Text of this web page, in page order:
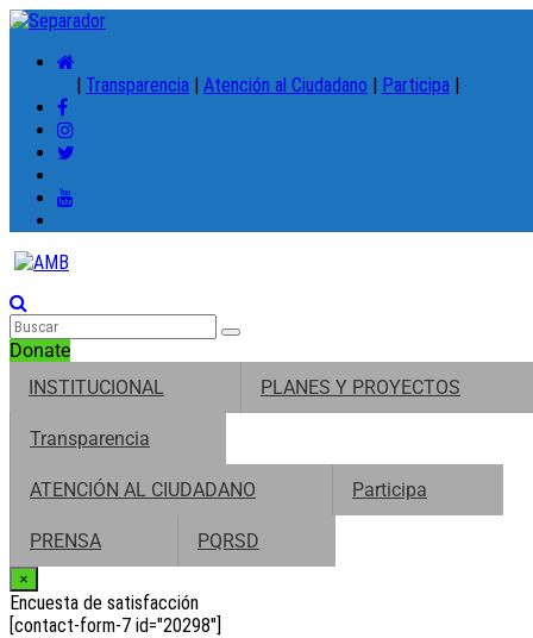
| Transparencia | Atención al Ciudadano | Participa |
Donate
INSTITUCIONAL
PLANES Y PROYECTOS
Transparencia
ATENCIÓN AL CIUDADANO Participa
PRENSA PQRSD
×
Encuesta de satisfacción
[contact-form-7 id="20298"]